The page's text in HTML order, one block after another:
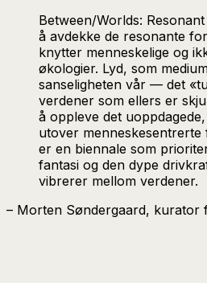
Between/Worlds:
å avdekke de resonante
knytter menneskelige og
økologier. Lyd, som
sanseligheten vår — det
verdener som ellers er
å oppleve det
utover menneskesentrerte
er en biennale som
fantasi og den dype
vibrerer mellom verdener.
– Morten Søndergaard, kurator